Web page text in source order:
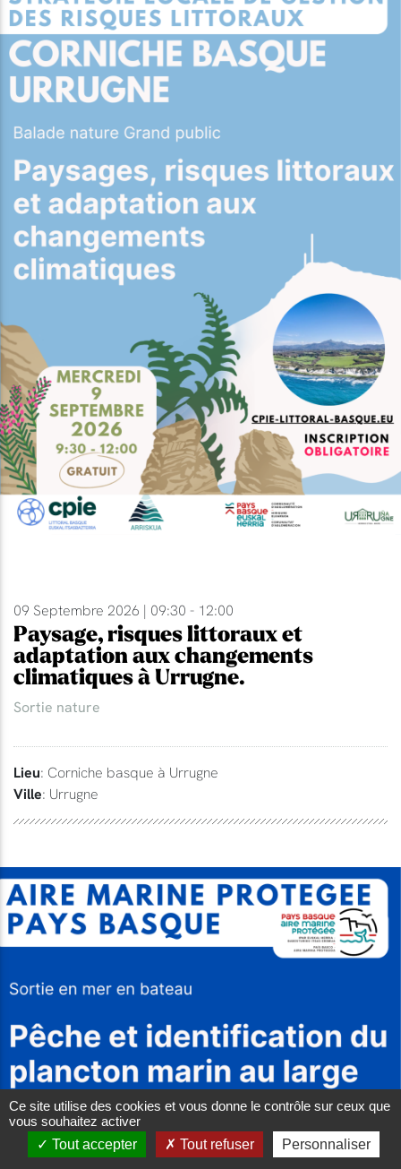
09 Septembre 2026 | 09:30 - 12:00
Paysage, risques littoraux et
adaptation aux changements
climatiques à Urrugne.
Sortie nature
Lieu: Corniche basque à Urrugne
Ville: Urrugne
Ce site utilise des cookies et vous donne le contrôle sur ceux que
vous souhaitez activer
Tout accepter
Tout refuser Personnaliser